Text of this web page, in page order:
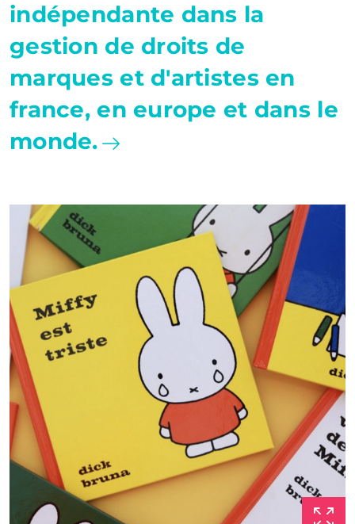
indépendante dans la
gestion de droits de
marques et d'artistes en
france, en europe et dans le
monde.